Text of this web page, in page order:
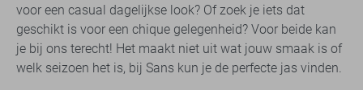
voor een casual dagelijkse look? Of zoek je iets dat
geschikt is voor een chique gelegenheid? Voor beide kan
je bij ons terecht! Het maakt niet uit wat jouw smaak is of
welk seizoen het is, bij Sans kun je de perfecte jas vinden.